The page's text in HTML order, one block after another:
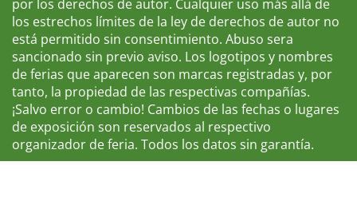
por los derechos de autor. Cualquier uso más allá de
los estrechos límites de la ley de derechos de autor no
está permitido sin consentimiento. Abuso sera
sancionado sin previo aviso. Los logotipos y nombres
de ferias que aparecen son marcas registradas y, por
tanto, la propiedad de las respectivas compañías.
¡Salvo error o cambio! Cambios de las fechas o lugares
de exposición son reservados al respectivo
organizador de feria. Todos los datos sin garantía.